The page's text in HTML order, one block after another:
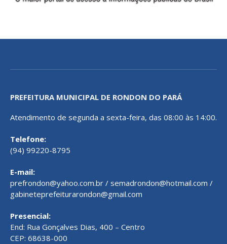
PREFEITURA MUNICIPAL DE RONDON DO PARÁ
Atendimento de segunda a sexta-feira, das 08:00 às 14:00.
Telefone:
(94) 99220-8795
E-mail:
prefrondon@yahoo.com.br / semadrondon@hotmail.com /
gabineteprefeiturarondon@gmail.com
Presencial:
End: Rua Gonçalves Dias, 400 – Centro
CEP: 68638-000